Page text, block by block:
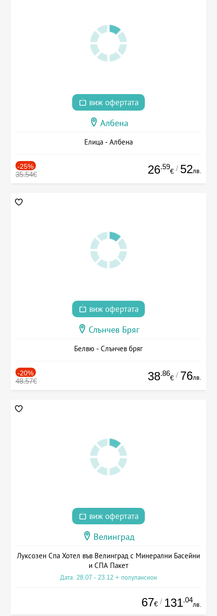
виж офертата
Албена
Елица - Албена
-25%
35.54€ 26.59
€ / 52лв.
виж офертата
Слънчев Бряг
Белвю - Слънчев бряг
-20%
48.57€ 38.86
€ / 76лв.
виж офертата
Велинград
Луксозен Спа Хотел във Велинград с Минерални Басейни
и СПА Пакет
Дата: 28.07 - 23.12 + полупансион
67€ / 131.04
лв.